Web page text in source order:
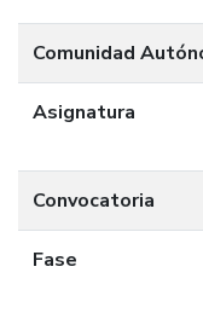
Comunidad
Asignatura
Convocatoria
Fase